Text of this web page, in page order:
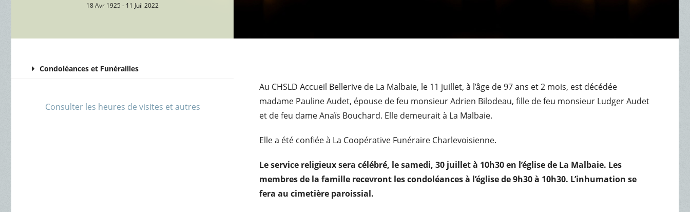
18 Avr 1925 - 11 Juil 2022
Condoléances et Funérailles
Consulter les heures de visites et autres
Au CHSLD Accueil Bellerive de La Malbaie, le 11 juillet, à l’âge de 97 ans et 2 mois, est décédée
madame Pauline Audet, épouse de feu monsieur Adrien Bilodeau, fille de feu monsieur Ludger Audet
et de feu dame Anaïs Bouchard. Elle demeurait à La Malbaie.
Elle a été confiée à La Coopérative Funéraire Charlevoisienne.
Le service religieux sera célébré, le samedi, 30 juillet à 10h30 en l’église de La Malbaie. Les
membres de la famille recevront les condoléances à l’église de 9h30 à 10h30. L’inhumation se
fera au cimetière paroissial.